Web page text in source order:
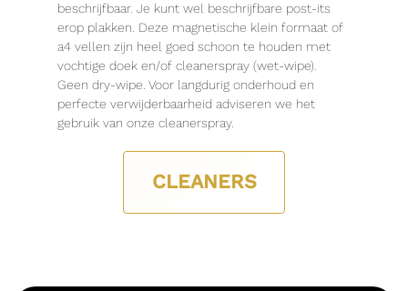
beschrijfbaar. Je kunt wel beschrijfbare post-its
erop plakken. Deze magnetische klein formaat of
a4 vellen zijn heel goed schoon te houden met
vochtige doek en/of cleanerspray (wet-wipe).
Geen dry-wipe. Voor langdurig onderhoud en
perfecte verwijderbaarheid adviseren we het
gebruik van onze cleanerspray.
CLEANERS